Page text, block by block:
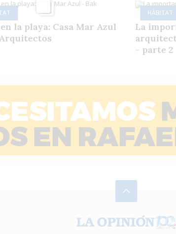
en la playa: Casa Mar Azul
HÁBITAT
La
- parte 2